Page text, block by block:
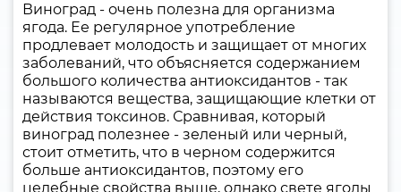
Виноград - очень полезна для организма
ягода. Ее регулярное употребление
продлевает молодость и защищает от многих
заболеваний, что объясняется содержанием
большого количества антиоксидантов - так
называются вещества, защищающие клетки от
действия токсинов. Сравнивая, который
виноград полезнее - зеленый или черный,
стоит отметить, что в черном содержится
больше антиоксидантов, поэтому его
целебные свойства выше, однако свете ягоды